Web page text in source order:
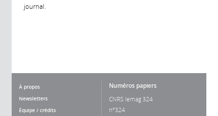
journal.
À propos
Newsletters
Équipe / crédits
Numéros papiers
CNRS lemag 324
n°324